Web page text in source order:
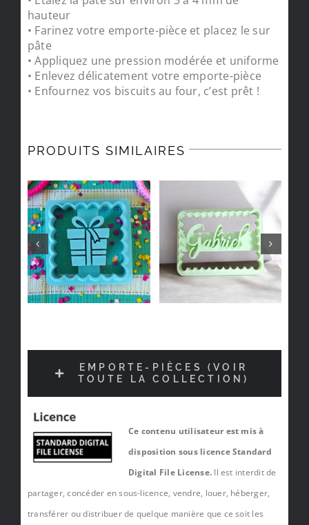
hauteur
• Farinez votre emporte-pièce et placez le sur
pâte
• Appliquez une pression modérée et uniforme
• Enlevez délicatement votre emporte-pièce
• Enfournez vos biscuits au four, c’est prêt !
PRODUITS SIMILAIRES
EMPORTE-PIÈCES (VOIR
TOUTE LA COLLECTION)
Ce contenu utilisateur est mis à
disposition sous licence Standard
Digital File License. Il est interdit de
partager, concéder en sous-licence, vendre, louer, héberger,
transférer ou distribuer de quelque manière que ce soit les